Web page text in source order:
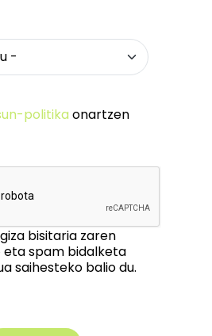
politika onartzen
bisitaria zaren
spam bidalketa
saihesteko balio du.